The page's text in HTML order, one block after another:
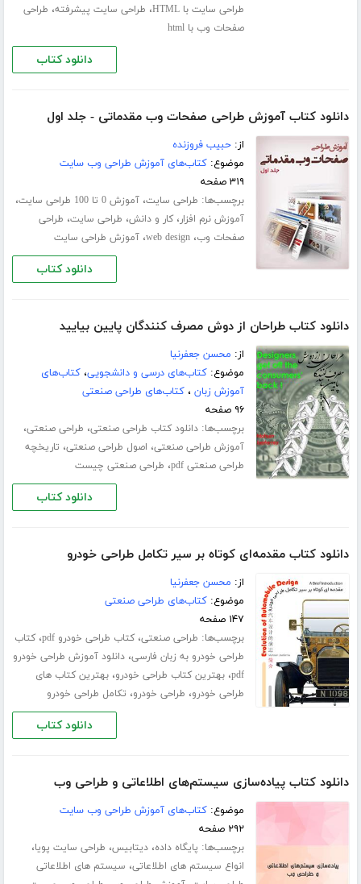
طراحی سایت با HTML
، طراحی سایت پیشرفته، طراحی
صفحات وب با html
دانلود کتاب
دانلود کتاب آموزش طراحی صفحات وب مقدماتی - جلد اول
از:حبیب فروزنده
موضوع:کتاب‌های آموزش طراحی وب سایت
۳۱۹ صفحه
برچسب‌ها: طراحی سایت،آموزش 0 تا 100 طراحی سایت ،
آموزش نرم افزار،کار و دانش، طراحی سایت، طراحی
صفحات وب،web design،آموزش طراحی سایت
دانلود کتاب
دانلود کتاب طراحان از دوش مصرف کنندگان پایین بیایید
از: محسن جعفرنیا
موضوع:کتاب‌های درسی و دانشجویی،کتاب‌های
آموزش زبان ،کتاب‌های طراحی صنعتی
۹۶ صفحه
برچسب‌ها:دانلود کتاب طراحی صنعتی، طراحی صنعتی،
آموزش طراحی صنعتی، اصول طراحی صنعتی، تاریخچه
طراحی صنعتی pdf
، طراحی صنعتی چیست
دانلود کتاب
دانلود کتاب مقدمه‌ای کوتاه بر سیر تکامل طراحی خودرو
از: محسن جعفرنیا
موضوع:کتاب‌های طراحی صنعتی
۱۴۷ صفحه
برچسب‌ها: طراحی صنعتی،کتاب طراحی خودرو pdf ،کتاب
طراحی خودرو به زبان فارسی،دانلود آموزش طراحی خودرو
pdf،بهترین کتاب طراحی خودرو،بهترین کتاب های
طراحی خودرو، طراحی خودرو، تکامل طراحی خودرو
دانلود کتاب
دانلود کتاب پیاده‌سازی سیستم‌های اطلاعاتی و طراحی وب
موضوع:کتاب‌های آموزش طراحی وب سایت
۲۹۲ صفحه
برچسب‌ها: پایگاه داده،دیتابیس، طراحی سایت پویا،
انواع سیستم های اطلاعاتی، سیستم های اطلاعاتی